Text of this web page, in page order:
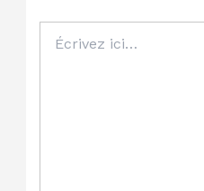
ici…